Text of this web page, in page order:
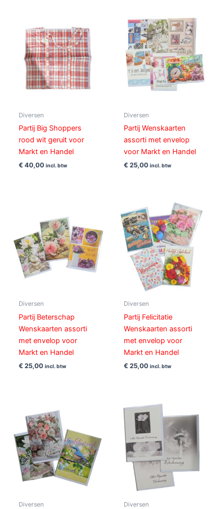
Diversen
Partij Big Shoppers
rood wit geruit voor
Markt en Handel
€ 40,00 incl. btw
Diversen
Partij Wenskaarten
assorti met envelop
voor Markt en Handel
€ 25,00 incl. btw
Diversen
Partij Beterschap
Wenskaarten assorti
met envelop voor
Markt en Handel
€ 25,00 incl. btw
Diversen
Partij Felicitatie
Wenskaarten assorti
met envelop voor
Markt en Handel
€ 25,00 incl. btw
Diversen Diversen